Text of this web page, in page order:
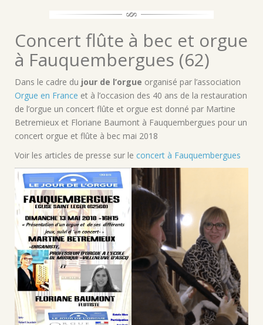
Concert flûte à bec et orgue
à Fauquembergues (62)
Dans le cadre du jour de l’orgue organisé par l’association
Orgue en France et à l’occasion des 40 ans de la restauration
de l’orgue un concert flûte et orgue est donné par Martine
Betremieux et Floriane Baumont à Fauquembergues pour un
concert orgue et flûte à bec mai 2018
Voir les articles de presse sur le concert à Fauquembergues